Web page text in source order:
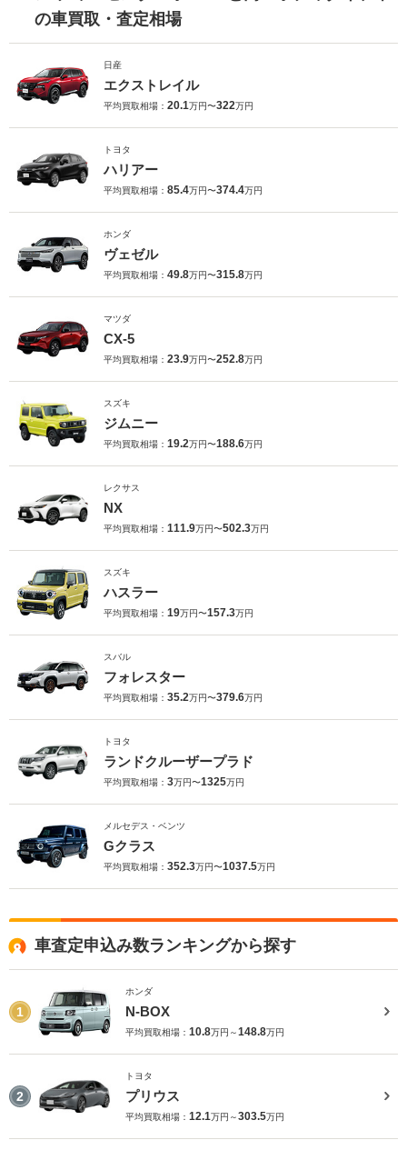
の車買取・査定相場
日産
エクストレイル
平均買取相場： 20.1万円〜322万円
トヨタ
ハリアー
平均買取相場： 85.4万円〜374.4万円
ホンダ
ヴェゼル
平均買取相場： 49.8万円〜315.8万円
マツダ
CX-5
平均買取相場： 23.9万円〜252.8万円
スズキ
ジムニー
平均買取相場： 19.2万円〜188.6万円
レクサス
NX
平均買取相場： 111.9万円〜502.3万円
スズキ
ハスラー
平均買取相場： 19万円〜157.3万円
スバル
フォレスター
平均買取相場： 35.2万円〜379.6万円
トヨタ
ランドクルーザープラド
平均買取相場： 3万円〜1325万円
メルセデス・ベンツ
Gクラス
平均買取相場： 352.3万円〜1037.5万円
車査定申込み数ランキングから探す
1
ホンダ
N-BOX
平均買取相場： 10.8万円～148.8万円
2
トヨタ
プリウス
平均買取相場： 12.1万円～303.5万円